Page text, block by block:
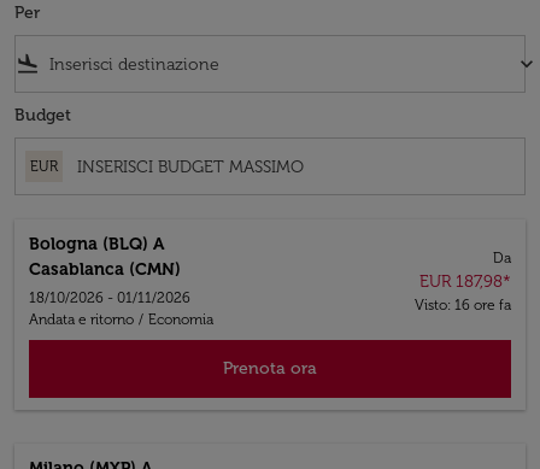
Per
flight_land keyboard_arrow_down
Budget
EUR
Bologna (BLQ) A
Casablanca (CMN)
18/10/2026 - 01/11/2026
Andata e ritorno / Economia
Da
EUR 187,98*
Visto: 16 ore fa
Prenota ora